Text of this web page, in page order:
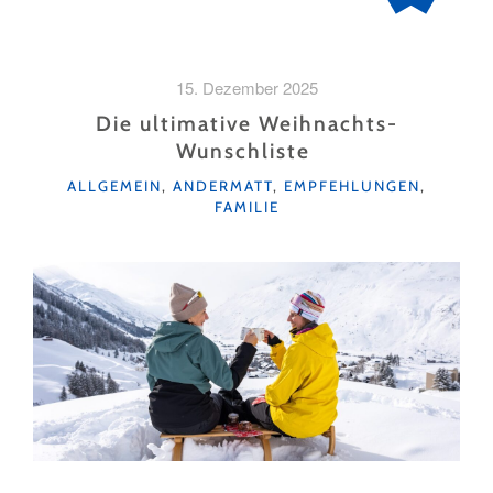
15. Dezember 2025
Die ultimative Weihnachts-
Wunschliste
KATEGORIEN
ALLGEMEIN, ANDERMATT, EMPFEHLUNGEN,
FAMILIE